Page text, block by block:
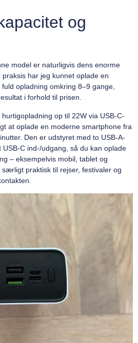
og
model er naturligvis dens enorme
har jeg kunnet oplade en
opladning omkring 8–9 gange,
i forhold til prisen.
op til 22W via USB-C-
at oplade en moderne smartphone fra
Den er udstyret med to USB-A-
C ind-/udgang, så du kan oplade
– eksempelvis mobil, tablet og
praktisk til rejser, festivaler og